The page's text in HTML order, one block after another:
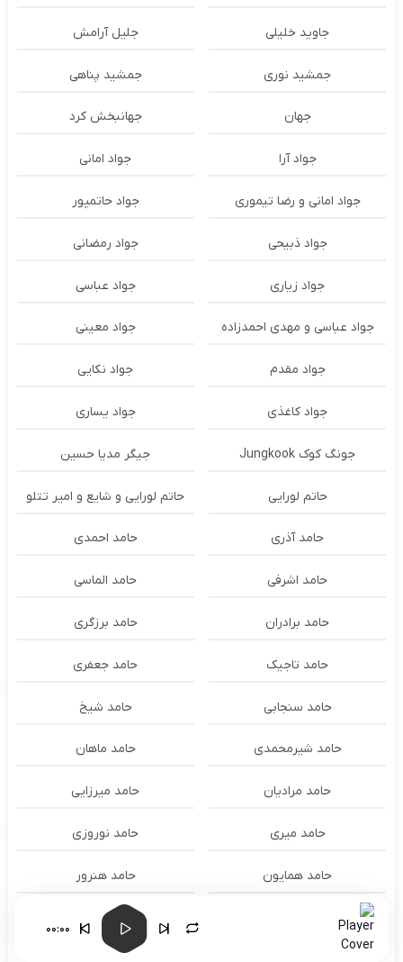
جاوید خلیلی جلیل آرامش
جمشید نوری جمشید پناهی
جهان جهانبخش کرد
جواد آرا جواد امانی
جواد امانی و رضا تیموری جواد حاتمپور
جواد ذبیحی جواد رمضانی
جواد زیاری جواد عباسی
جواد عباسی و مهدی احمدزاده جواد معینی
جواد مقدم جواد نکایی
جواد کاغذی جواد یساری
جونگ کوک Jungkook جیگر مدیا حسین
حاتم لورایی حاتم لورایی و شایع و امیر تتلو
حامد آذری حامد احمدی
حامد اشرفی حامد الماسی
حامد برادران حامد برزگری
حامد تاجیک حامد جعفری
حامد سنجابی حامد شیخ
حامد شیرمحمدی حامد ماهان
حامد مرادیان حامد میرزایی
حامد میری حامد نوروزی
حامد همایون حامد هنرور
حامد یوسفی
00:00